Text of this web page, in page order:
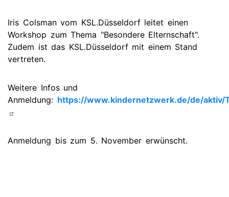
Iris Colsman vom KSL.Düsseldorf leitet einen
Workshop zum Thema "Besondere Elternschaft".
Zudem ist das KSL.Düsseldorf mit einem Stand
vertreten.
Weitere Infos und
Anmeldung: https://www.kindernetzwerk.de/de/aktiv/
Anmeldung bis zum 5. November erwünscht.